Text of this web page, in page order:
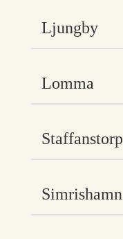
Ljungby
Lomma
Staffanstorp
Simrishamn